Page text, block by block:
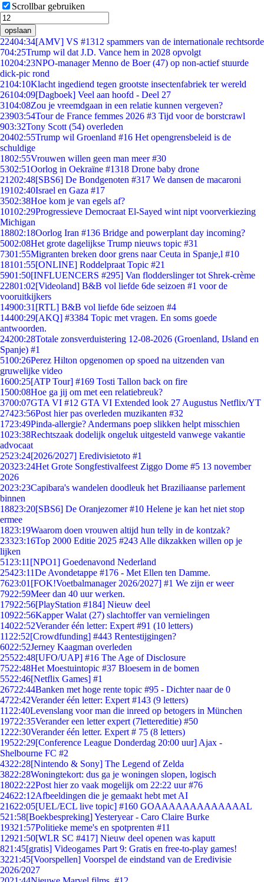
Scrollbar gebruiken
opslaan
22404:34[AMV] VS #1312 spammers van de internationale rechtsorde
704:25Trump wil dat J.D. Vance hem in 2028 opvolgt
10204:23NPO-manager Menno de Boer (47) op non-actief stuurde
dick-pic rond
2104:10Klacht ingediend tegen grootste insectenfabriek ter wereld
26104:09[Dagboek] Veel aan hoofd - Deel 27
3104:08Zou je vreemdgaan in een relatie kunnen vergeven?
23903:54Tour de France femmes 2026 #3 Tijd voor de borstcrawl
903:32Tony Scott (54) overleden
20402:55Trump wil Groenland #16 Het opengrensbeleid is de
schuldige
1802:55Vrouwen willen geen man meer #30
5302:51Oorlog in Oekraïne #1318 Drone baby drone
21202:48[SBS6] De Bondgenoten #317 We dansen de macaroni
19102:40Israel en Gaza #17
3502:38Hoe kom je van egels af?
10102:29Progressieve Democraat El-Sayed wint nipt voorverkiezing
Michigan
18802:18Oorlog Iran #136 Bridge and powerplant day incoming?
5002:08Het grote dagelijkse Trump nieuws topic #31
7301:55Migranten breken door grens naar Ceuta in Spanje,l #10
18101:55[ONLINE] Roddelpraat Topic #21
5901:50[INFLUENCERS #295] Van flodderslinger tot Shrek-crème
22801:02[Videoland] B&B vol liefde 6de seizoen #1 voor de
vooruitkijkers
14900:31 [RTL] B&B vol liefde 6de seizoen #4
14400:29[AKQ] #3384 Topic met vragen. En soms goede
antwoorden.
24200:28Totale zonsverduistering 12-08-2026 (Groenland, IJsland en
Spanje) #1
5100:26Perez Hilton opgenomen op spoed na uitzenden van
gruwelijke video
1600:25[ATP Tour] #169 Tosti Tallon back on fire
1500:08Hoe ga jij om met een relatiebreuk?
3700:07GTA VI #12 GTA VI Extended look 27 Augustus Netflix/YT
27423:56Post hier pas overleden muzikanten #32
1723:49Pinda-allergie? Andermans poep slikken helpt misschien
1023:38Rechtszaak dodelijk ongeluk uitgesteld vanwege vakantie
advocaat
2523:24[2026/2027] Eredivisietoto #1
20323:24Het Grote Songfestivalfeest Ziggo Dome #5 13 november
2026
2023:23Capibara's wandelen doodleuk het Braziliaanse parlement
binnen
18823:20[SBS6] De Oranjezomer #10 Helene je kan het niet stop
ermee
1823:19Waarom doen vrouwen altijd hun telly in de kontzak?
23323:16Top 2000 Editie 2025 #243 Alle dikzakken willen op je
lijken
51 23:11 [NPO1] Goedenavond Nederland
25423:11De Avondetappe #176 - Met Ellen ten Damme.
7623:01 [FOK!Voetbalmanager 2026/2027] #1 We zijn er weer
7922:59Meer dan 40 uur werken.
17922:56[PlayStation #184] Nieuw deel
10922:56Kapper Walat (27) slachtoffer van vernielingen
14022:52Verander één letter: Expert #91 (10 letters)
11 22:52[Crowdfunding] #443 Rentestijgingen?
6022:52Jerney Kaagman overleden
25522:48[UFO/UAP] #16 The Age of Disclosure
7522:48Het Moestuintopic #37 Bloesem in de bomen
5522:46[Netflix Games] #1
26722:44Banken met hoge rente topic #95 - Dichter naar de 0
4722:42Verander één letter: Expert #143 (9 letters)
11 22:40Levenslang voor man die inreed op betogers in München
19722:35Verander een letter expert (7lettereditie) #50
1222:30Verander één letter. Expert # 75 (8 letters)
19522:29[Conference League Donderdag 20:00 uur] Ajax -
Shelbourne FC #2
4322:28[Nintendo & Sony] The Legend of Zelda
3822:28Woningtekort: dus ga je woningen slopen, logisch
18022:22Post hier zo vaak mogelijk om 22:22 uur #76
24622:12Afbeeldingen die je gemaakt hebt met AI
21622:05[UEL/ECL live topic] #160 GOAAAAAAAAAAAAAL
521:58[Boekbespreking] Yesteryear - Caro Claire Burke
19321:57Politieke meme's en spotprenten #11
12921:50[WLR SC #417] Nieuw deel openen was kaputt
821:45[gratis] Videogames Part 9: Gratis en free-to-play games!
3221:45[Voorspellen] Voorspel de eindstand van de Eredivisie
2026/2027